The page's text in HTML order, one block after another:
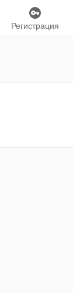
Регистрация